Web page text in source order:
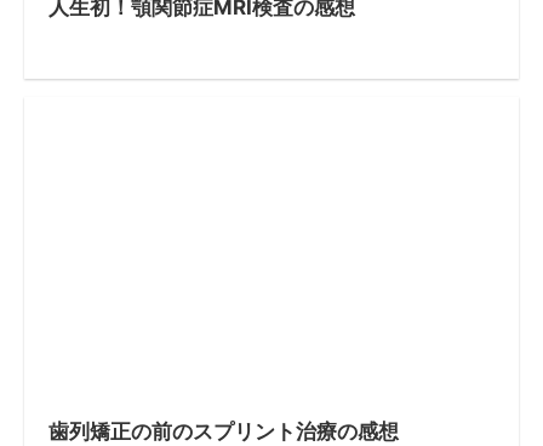
人生初！顎関節症MRI検査の感想
歯列矯正の前のスプリント治療の感想